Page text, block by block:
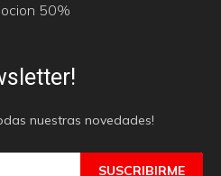
50%
nuestras novedades!
SUSCRIBIRME